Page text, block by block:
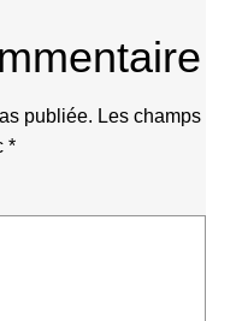
publiée. Les champs
*